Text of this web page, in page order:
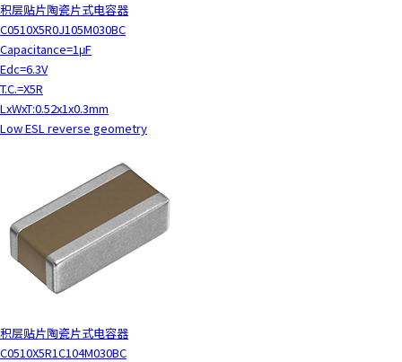
积层贴片陶瓷片式电容器
C0510X5R0J105M030BC
Capacitance=1μF
Edc=6.3V
T.C.=X5R
LxWxT:0.52x1x0.3mm
Low ESL reverse geometry
积层贴片陶瓷片式电容器
C0510X5R1C104M030BC